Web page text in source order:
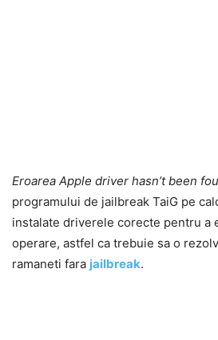
Eroarea Apple driver hasn’t been
programului de jailbreak TaiG pe
instalate driverele corecte pentru a
operare, astfel ca trebuie sa o
ramaneti fara jailbreak.